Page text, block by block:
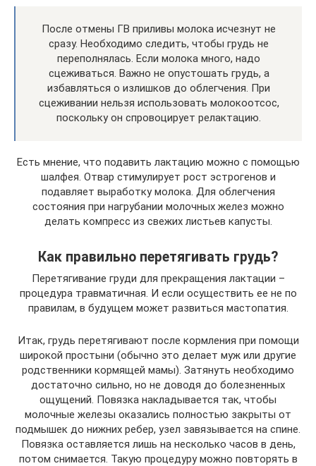
После отмены ГВ приливы молока исчезнут не
сразу. Необходимо следить, чтобы грудь не
переполнялась. Если молока много, надо
сцеживаться. Важно не опустошать грудь, а
избавляться о излишков до облегчения. При
сцеживании нельзя использовать молокоотсос,
поскольку он спровоцирует релактацию.
Есть мнение, что подавить лактацию можно с помощью
шалфея. Отвар стимулирует рост эстрогенов и
подавляет выработку молока. Для облегчения
состояния при нагрубании молочных желез можно
делать компресс из свежих листьев капусты.
Как правильно перетягивать грудь?
Перетягивание груди для прекращения лактации –
процедура травматичная. И если осуществить ее не по
правилам, в будущем может развиться мастопатия.
Итак, грудь перетягивают после кормления при помощи
широкой простыни (обычно это делает муж или другие
родственники кормящей мамы). Затянуть необходимо
достаточно сильно, но не доводя до болезненных
ощущений. Повязка накладывается так, чтобы
молочные железы оказались полностью закрыты от
подмышек до нижних ребер, узел завязывается на спине.
Повязка оставляется лишь на несколько часов в день,
потом снимается. Такую процедуру можно повторять в